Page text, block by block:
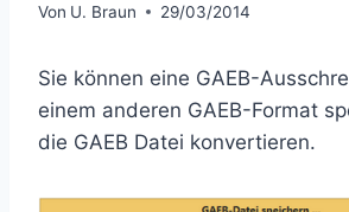
Von U. Braun 29/03/2014
Sie können eine GAEB-
einem anderen GAEB-Format
die GAEB Datei konvertieren.